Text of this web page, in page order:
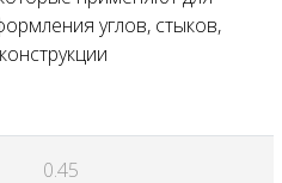
углов, стыков,
0.45